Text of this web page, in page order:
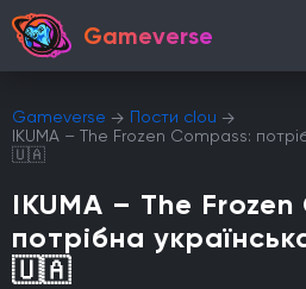
Gameverse
Gameverse
Пости clou
IKUMA – The Frozen Compass:
🇺🇦
IKUMA – The Frozen
потрібна
🇺🇦